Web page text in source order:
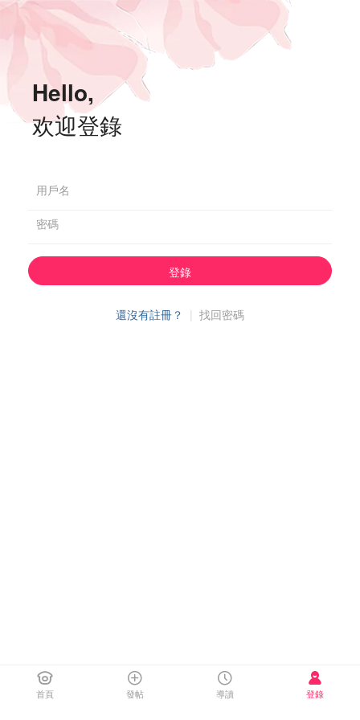
Hello,
欢迎登錄
用戶名
密碼
登錄
還沒有註冊？ | 找回密碼
首頁 發帖 導讀 登錄